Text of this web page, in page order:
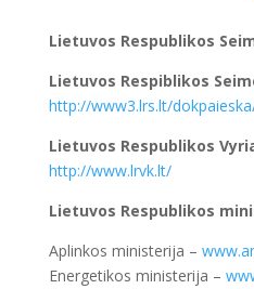
Lietuvos Respublikos
Lietuvos Respiblikos
http://www3.lrs.lt/
Lietuvos Respublikos
http://www.lrvk.lt/
Lietuvos Respublikos
Aplinkos ministerija –
Energetikos ministerija –